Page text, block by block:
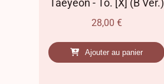
Taeyeon - To. [X] (B Ver.)
28,00 €
Ajouter au panier